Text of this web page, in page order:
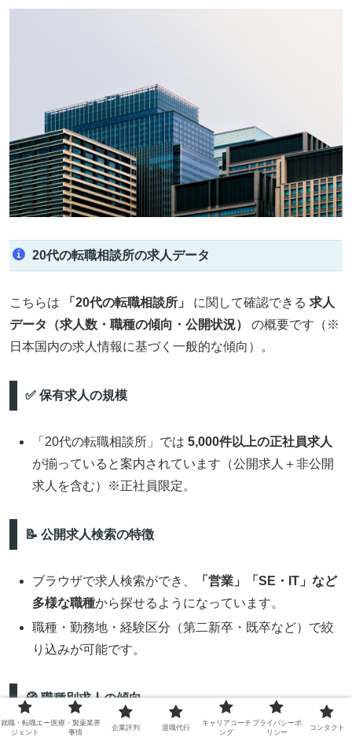
20代の転職相談所の求人データ
こちらは 「20代の転職相談所」 に関して確認できる 求人
データ（求人数・職種の傾向・公開状況）
の概要です（※
日本国内の求人情報に基づく一般的な傾向）。
✅ 保有求人の規模
「20代の転職相談所」では5,000件以上の正社員求人
が揃っていると案内されています（公開求人＋非公開
求人を含む）※正社員限定。
📝 公開求人検索の特徴
ブラウザで求人検索ができ、
「営業」「SE・IT」など
多様な職種から探せるようになっています。
職種・勤務地・経験区分（第二新卒・既卒など）で絞
り込みが可能です。
🧭 職種別求人の傾向
就職・転職エー
ジェント
医療・製薬業界
事情
企業評判 退職代行
キャリアコーチ
ング
プライバシーポ
リシー
コンタクト